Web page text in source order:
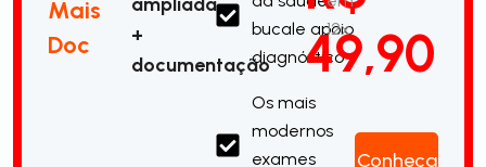
Mais
Doc
+
documentação
bucale apoio
diagnóstico
Os mais
modernos
exames
49,90
12x
Conheça